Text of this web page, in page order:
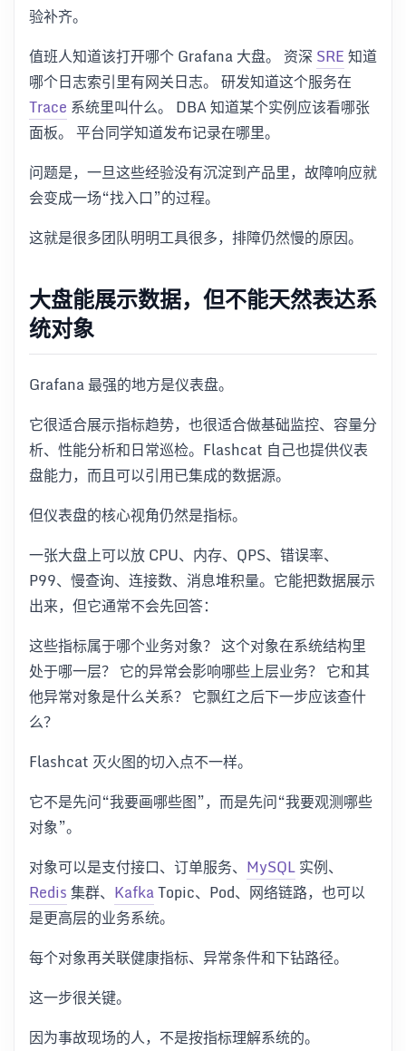
验补齐。
值班人知道该打开哪个 Grafana 大盘。 资深 SRE知道
哪个日志索引里有网关日志。 研发知道这个服务在
Trace 系统里叫什么。 DBA 知道某个实例应该看哪张
面板。 平台同学知道发布记录在哪里。
问题是，一旦这些经验没有沉淀到产品里，故障响应就
会变成一场“找入口”的过程。
这就是很多团队明明工具很多，排障仍然慢的原因。
大盘能展示数据，但不能天然表达系
统对象
Grafana 最强的地方是仪表盘。
它很适合展示指标趋势，也很适合做基础监控、容量分
析、性能分析和日常巡检。Flashcat 自己也提供仪表
盘能力，而且可以引用已集成的数据源。
但仪表盘的核心视角仍然是指标。
一张大盘上可以放 CPU、内存、QPS、错误率、
P99、慢查询、连接数、消息堆积量。它能把数据展示
出来，但它通常不会先回答：
这些指标属于哪个业务对象？ 这个对象在系统结构里
处于哪一层？ 它的异常会影响哪些上层业务？ 它和其
他异常对象是什么关系？ 它飘红之后下一步应该查什
么？
Flashcat 灭火图的切入点不一样。
它不是先问“我要画哪些图”，而是先问“我要观测哪些
对象”。
对象可以是支付接口、订单服务、 MySQL实例、
Redis集群、 KafkaTopic、Pod、网络链路，也可以
是更高层的业务系统。
每个对象再关联健康指标、异常条件和下钻路径。
这一步很关键。
因为事故现场的人，不是按指标理解系统的。